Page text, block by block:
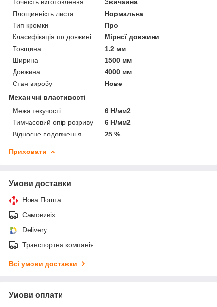
Точність виготовлення
Звичайна
Площинність листа
Нормальна
Тип кромки
Про
Класифікація по довжині
Мірної довжини
Товщина
1.2 мм
Ширина
1500 мм
Довжина
4000 мм
Стан виробу
Нове
Механічні властивості
Межа текучості
6 Н/мм2
Тимчасовий опір розриву
6 Н/мм2
Відносне подовження
25 %
Приховати
Умови доставки
Нова Пошта
Самовивіз
Delivery
Транспортна компанія
Всі умови доставки
Умови оплати